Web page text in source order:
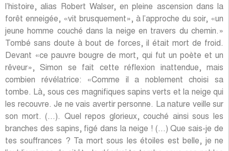
l’histoire, alias Robert Walser, en pleine ascension dans la
forêt enneigée, «vit brusquement», à l’approche du soir, «un
jeune homme couché dans la neige en travers du chemin.»
Tombé sans doute à bout de forces, il était mort de froid.
Devant «ce pauvre bougre de mort, qui fut un poète et un
rêveur», Simon se fait cette réflexion inattendue, mais
combien révélatrice: «Comme il a noblement choisi sa
tombe. Là, sous ces magnifiques sapins verts et la neige qui
les recouvre. Je ne vais avertir personne. La nature veille sur
son mort. (…). Quel repos glorieux, couché ainsi sous les
branches des sapins, figé dans la neige ! (…) Que sais-je de
tes souffrances ? Ta mort sous les étoiles est belle, je ne